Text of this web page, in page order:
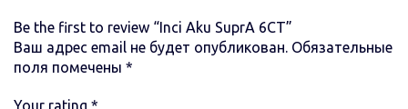
Be the first to review “Inci Aku SuprA 6СТ”
Ваш адрес email не будет опубликован. Обязательные
поля помечены *
Your rating *